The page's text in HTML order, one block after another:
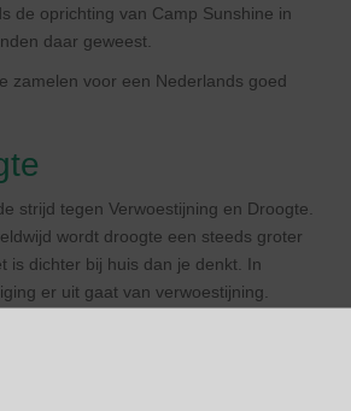
de oprichting van Camp Sunshine in
daar geweest.
zamelen voor een Nederlands goed
strijd tegen Verwoestijning en Droogte.
wordt droogte een steeds groter
is dichter bij huis dan je denkt. In
er uit gaat van verwoestijning.
verminderde kwalitatieve grond en
wat een tekort aan voedsel en